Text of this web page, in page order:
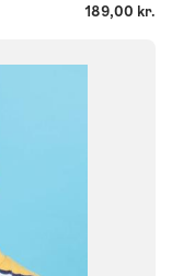
189,00 kr.